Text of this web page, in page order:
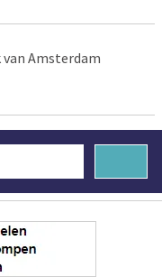
van Amsterdam